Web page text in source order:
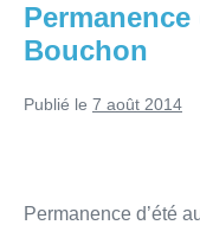
Permanence
Bouchon
Publié le 7 août 2014
Permanence d’été